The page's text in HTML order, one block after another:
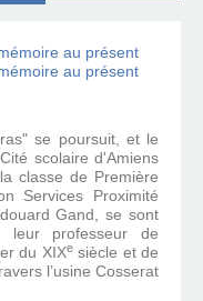
se poursuit, et le
scolaire d'Amiens
classe de Première
Services Proximité
Gand, se sont
leur professeur de
du XIXesiècle et de
l’usine Cosserat